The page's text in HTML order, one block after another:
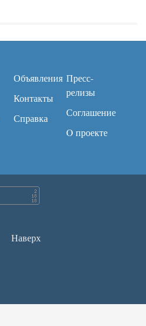
Объявления
Контакты
Справка
Пресс-
релизы
Соглашение
O проекте
Наверх